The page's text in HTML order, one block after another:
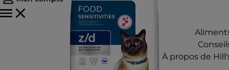
À propos de